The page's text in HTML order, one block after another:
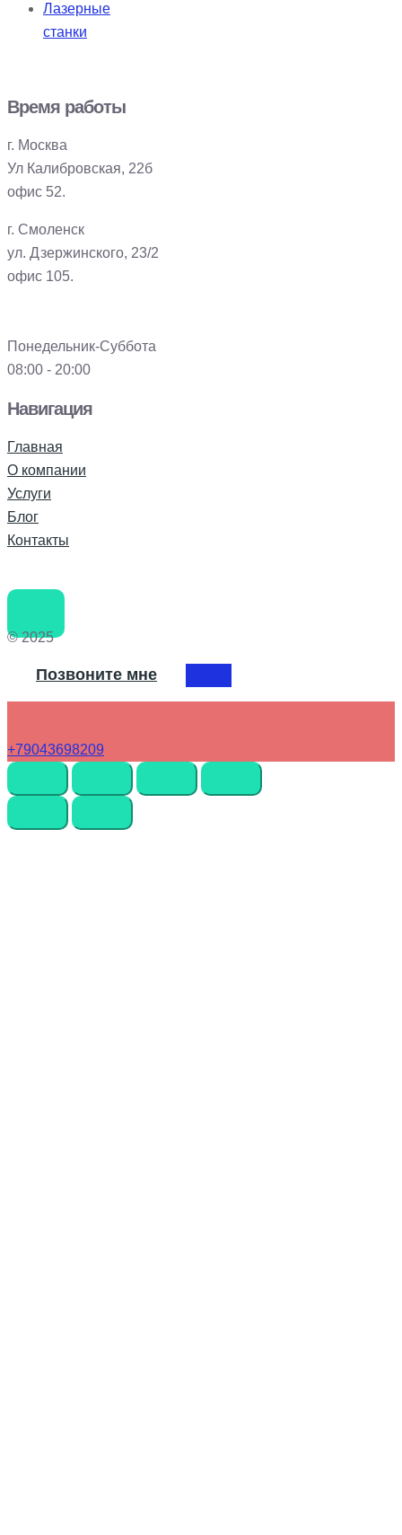
Лазерные
станки
Время работы
г. Москва
Ул Калибровская, 22б
офис 52.
г. Смоленск
ул. Дзержинского, 23/2
офис 105.
Понедельник-Суббота
08:00 - 20:00
Навигация
Главная
О компании
Услуги
Блог
Контакты
© 2025
Позвоните мне
+79043698209